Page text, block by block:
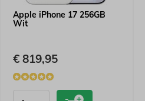
Apple iPhone 17 256GB
Wit
€ 819,95